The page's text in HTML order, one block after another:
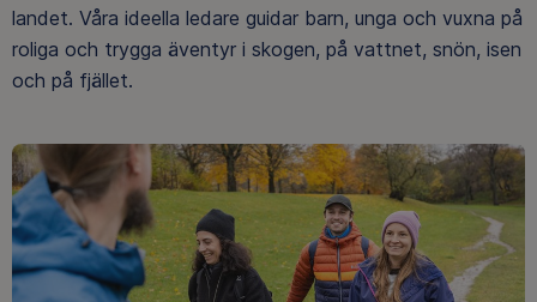
landet. Våra ideella ledare guidar barn, unga och vuxna på
roliga och trygga äventyr i skogen, på vattnet, snön, isen
och på fjället.